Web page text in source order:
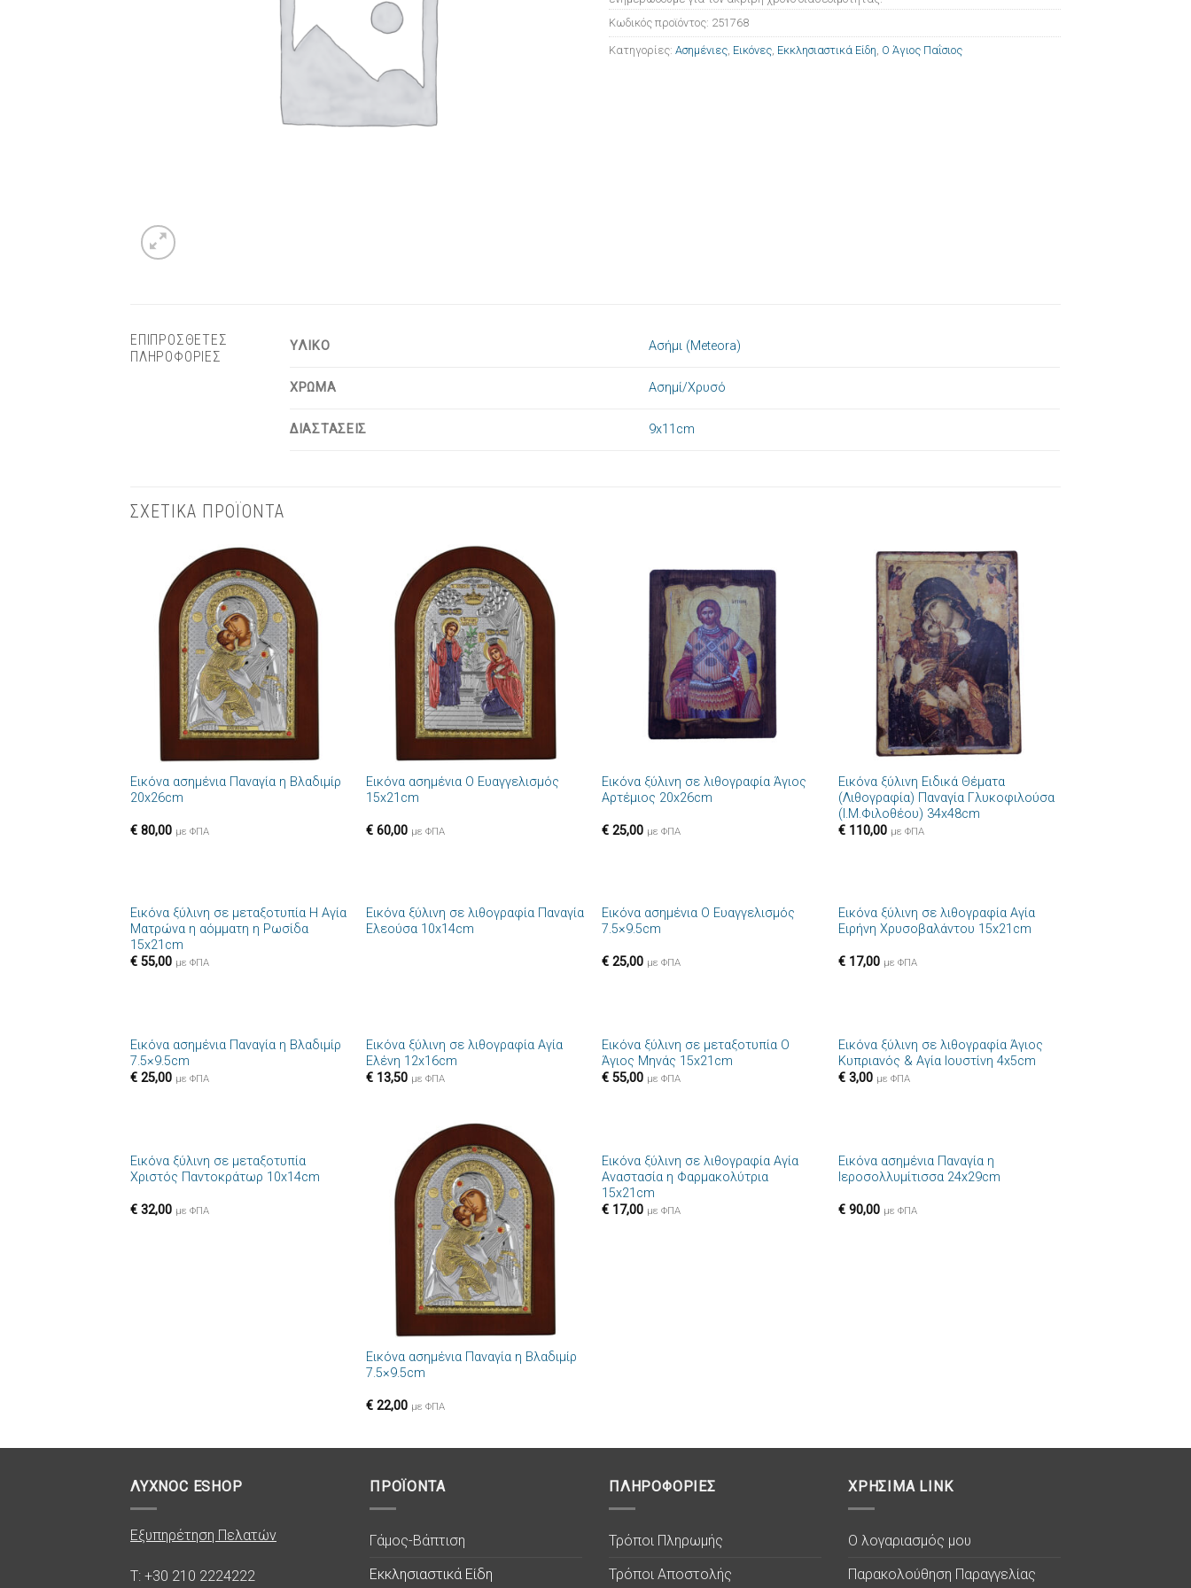
Κωδικός προϊόντος: 251768
Κατηγορίες: Ασημένιες Εικόνες Εκκλησιαστικά Είδη Ο Άγιος Παΐσιος
ΕΠΙΠΡΟΣΘΕΤΕΣ
ΠΛΗΡΟΦΟΡΙΕΣ
ΥΛΙΚΟ Ασήμι (Meteora)
ΧΡΩΜΑ Ασημί/Χρυσό
ΔΙΑΣΤΑΣΕΙΣ 9x11cm
ΣΧΕΤΙΚΑ ΠΡΟΪΟΝΤΑ
Πρόσθήκη
στην λίστα
επιθυμιών
Εικόνα ασημένια Παναγία η Βλαδιμίρ
20x26cm
€80,00 με ΦΠΑ
Πρόσθήκη
στην λίστα
επιθυμιών
Εικόνα ασημένια Ο Ευαγγελισμός
15x21cm
€ 60,00 με ΦΠΑ
Πρόσθήκη
στην λίστα
επιθυμιών
Εικόνα ξύλινη σε λιθογραφία Άγιος
Αρτέμιος 20x26cm
€ 25,00 με ΦΠΑ
Πρόσθήκη
στην λίστα
επιθυμιών
Εικόνα ξύλινη Ειδικά Θέματα
(Λιθογραφία) Παναγία Γλυκοφιλούσα
(Ι.Μ.Φιλοθέου) 34x48cm
€110,00 με ΦΠΑ
Πρόσθήκη
στην λίστα
Εικόνα ξύλινη σε μεταξοτυπία Η Αγία
Ματρώνα η αόμματη η Ρωσίδα
15x21cm
€55,00 με ΦΠΑ
Πρόσθήκη
Εικόνα ξύλινη σε λιθογραφία Παναγία
Ελεούσα 10x14cm
Πρόσθήκη
Εικόνα ασημένια Ο Ευαγγελισμός
7.5×9.5cm
€ 25,00 με ΦΠΑ
Πρόσθήκη
στην λίστα
Εικόνα ξύλινη σε λιθογραφία Αγία
Ειρήνη Χρυσοβαλάντου 15x21cm
€17,00 με ΦΠΑ
Πρόσθήκη
Εικόνα ασημένια Παναγία η Βλαδιμίρ
7.5×9.5cm
€25,00 με ΦΠΑ
Πρόσθήκη
Εικόνα ξύλινη σε λιθογραφία Αγία
Ελένη 12x16cm
€ 13,50 με ΦΠΑ
Πρόσθήκη
Εικόνα ξύλινη σε μεταξοτυπία Ο
Άγιος Μηνάς 15x21cm
€ 55,00 με ΦΠΑ
Πρόσθήκη
στην λίστα
Εικόνα ξύλινη σε λιθογραφία Άγιος
Κυπριανός & Αγία Ιουστίνη 4x5cm
€3,00 με ΦΠΑ
Πρόσθήκη
στην λίστα
Εικόνα ξύλινη σε μεταξοτυπία
Χριστός Παντοκράτωρ 10x14cm
€32,00 με ΦΠΑ
Πρόσθήκη
στην λίστα
επιθυμιών
Εικόνα ασημένια Παναγία η Βλαδιμίρ
7.5×9.5cm
€ 22,00 με ΦΠΑ
Πρόσθήκη
στην λίστα
Εικόνα ξύλινη σε λιθογραφία Αγία
Αναστασία η Φαρμακολύτρια
15x21cm
€ 17,00 με ΦΠΑ
στην λίστα
Εικόνα ασημένια Παναγία η
Ιεροσολλυμίτισσα 24x29cm
€90,00 με ΦΠΑ
ΛΥΧΝΟC ESHOP
Εξυπηρέτηση Πελατών
T: +30 210 2224222
ΠΡΟΪΟΝΤΑ
Γάμος-Βάπτιση
Εκκλησιαστικά Είδη
ΠΛΗΡΟΦΟΡΙΕΣ
Τρόποι Πληρωμής
Τρόποι Αποστολής
ΧΡΗΣΙΜΑ LINK
Ο λογαριασμός μου
Παρακολούθηση Παραγγελίας